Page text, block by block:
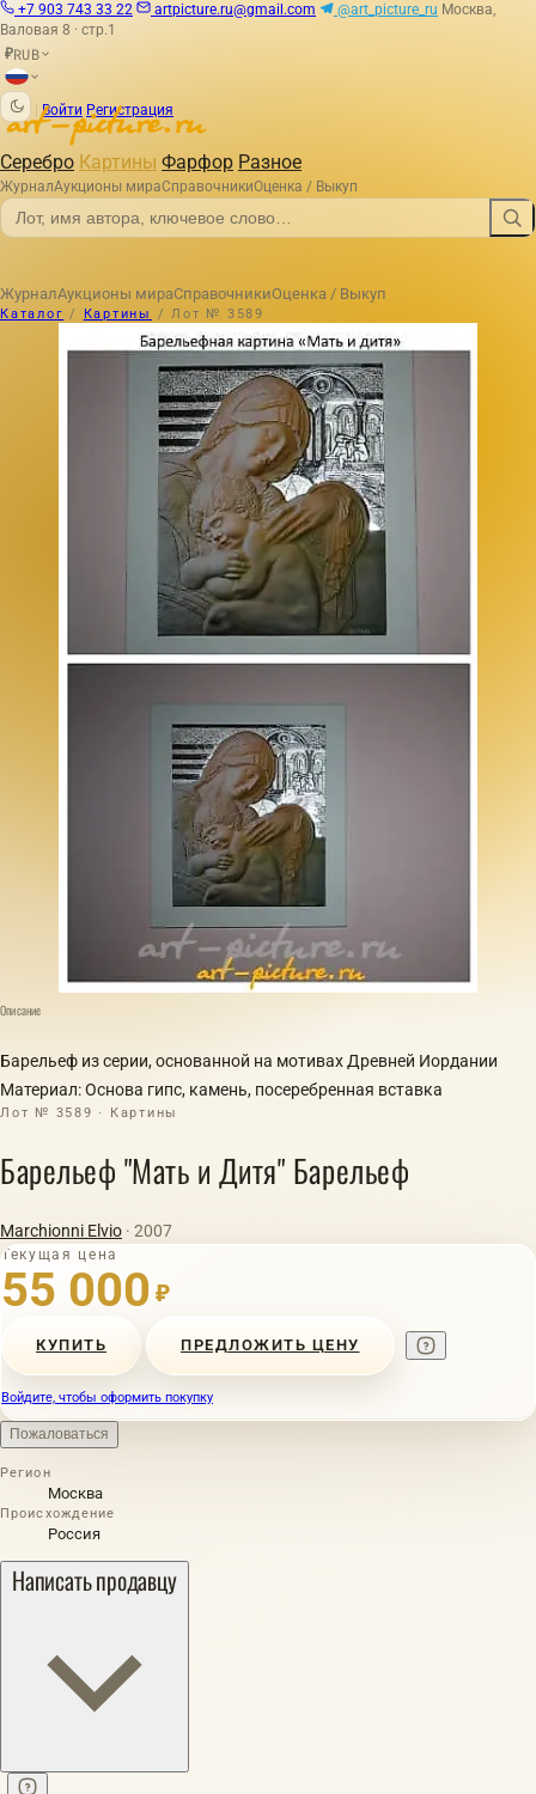
+7 903 743 33 22 artpicture.ru@gmail.com @art_picture_ru Москва,
Валовая 8 · стр.1
₽RUB
Войти Регистрация
Серебро Картины Фарфор Разное
ЖурналАукционы мираСправочникиОценка / Выкуп
ЖурналАукционы мираСправочникиОценка / Выкуп
Каталог / Картины / Лот № 3589
Описание
Барельеф из серии, основанной на мотивах Древней Иордании
Материал: Основа гипс, камень, посеребренная вставка
Лот № 3589 · Картины
Барельеф "Мать и Дитя" Барельеф
Marchionni Elvio · 2007
Текущая цена
55 000 ₽
КУПИТЬ ПРЕДЛОЖИТЬ ЦЕНУ
Войдите, чтобы оформить покупку
Пожаловаться
Регион
Москва
Происхождение
Россия
Написать продавцу